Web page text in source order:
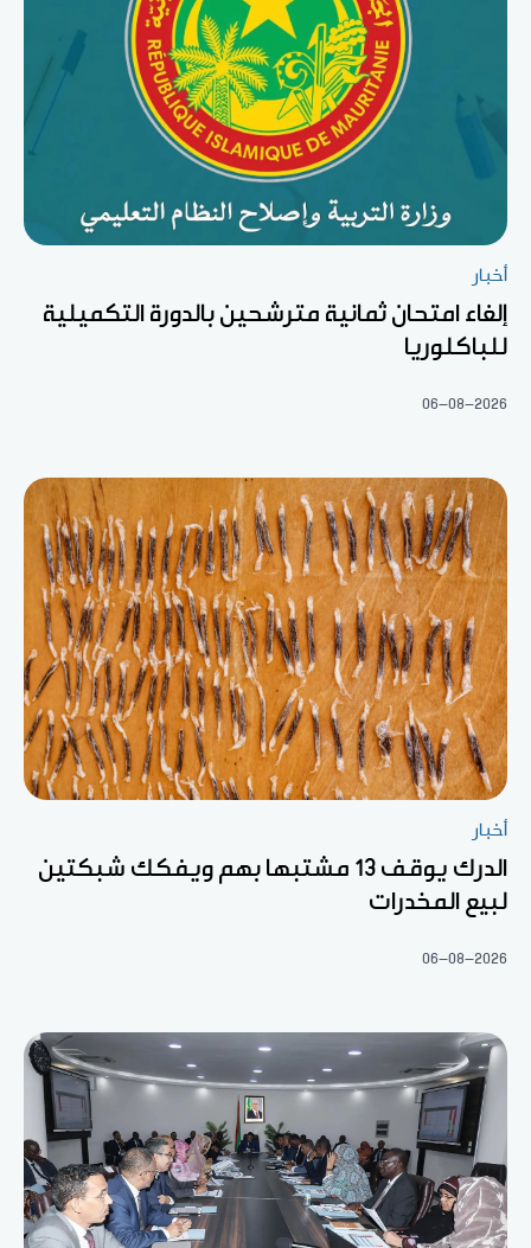
أخبار
إلغاء امتحان ثمانية مترشحين بالدورة التكميلية
للباكلوريا
06-08-2026
أخبار
الدرك يوقف 13 مشتبها بهم ويفكك شبكتين
لبيع المخدرات
06-08-2026